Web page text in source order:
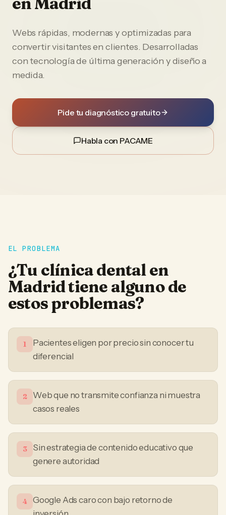
Webs rápidas, modernas y optimizadas para
convertir visitantes en clientes. Desarrolladas
con tecnología de última generación y diseño a
medida.
Pide tu diagnóstico gratuito
Habla con PACAME
EL PROBLEMA
¿Tu clínica dentalen
Madridtiene alguno de
estos problemas?
1
Pacientes eligen por precio sin conocer tu
diferencial
2
Web que no transmite confianza ni muestra
casos reales
3
Sin estrategia de contenido educativo que
genere autoridad
4
Google Ads caro con bajo retorno de